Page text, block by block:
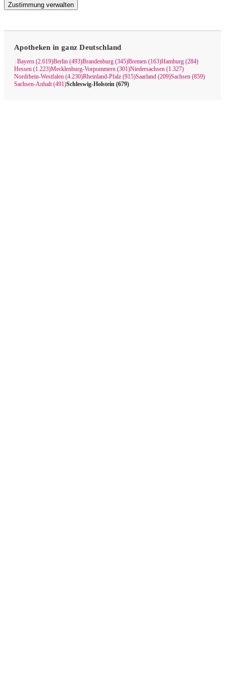
Zustimmung verwalten
Apotheken in ganz Deutschland
Bayern (2.619)Berlin (493)Brandenburg (345)Bremen (163)Hamburg (284)
Hessen (1.223)Mecklenburg-Vorpommern (301)Niedersachsen (1.327)
Nordrhein-Westfalen (4.230)Rheinland-Pfalz (915)Saarland (209)Sachsen (859)
Sachsen-Anhalt (491)Schleswig-Holstein (679)